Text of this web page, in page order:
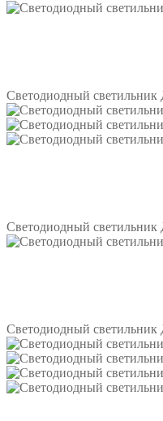
Светодиодный
Светодиодный
Светодиодный